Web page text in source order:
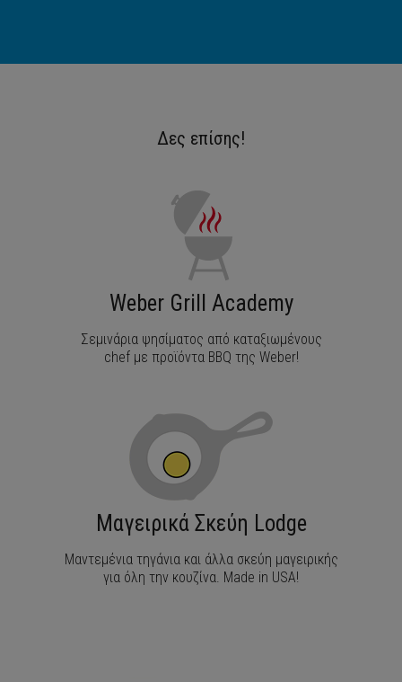
ΑΝΑΚΑΛΥΨΕ ΤΟ
Δες επίσης!
Weber Grill Academy
Σεμινάρια ψησίματος από καταξιωμένους
chef με προϊόντα BBQ της Weber!
Μαγειρικά Σκεύη Lodge
Μαντεμένια τηγάνια και άλλα σκεύη μαγειρικής
για όλη την κουζίνα. Made in USA!